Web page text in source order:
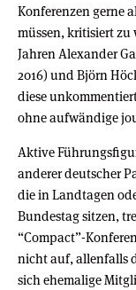
Konferenzen gerne
müssen, kritisiert
Jahren Alexander
2016) und Björn
diese
ohne aufwändige
Aktive
anderer deutscher
die in Landtagen
Bundestag sitzen,
“Compact”-
nicht auf, allenfalls
sich ehemalige